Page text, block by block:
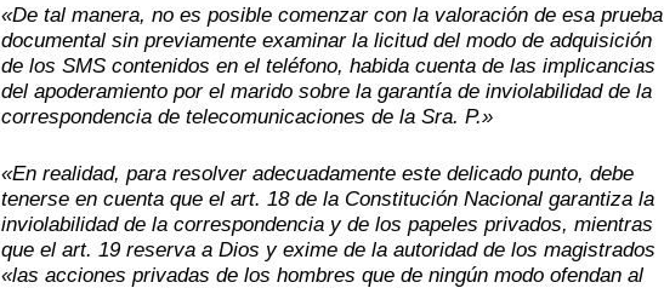
«De tal manera, no es posible comenzar con la valoración de esa prueba
documental sin previamente examinar la licitud del modo de adquisición
de los SMS contenidos en el teléfono, habida cuenta de las implicancias
del apoderamiento por el marido sobre la garantía de inviolabilidad de la
correspondencia de telecomunicaciones de la Sra. P.»
«En realidad, para resolver adecuadamente este delicado punto, debe
tenerse en cuenta que el art. 18 de la Constitución Nacional garantiza la
inviolabilidad de la correspondencia y de los papeles privados, mientras
que el art. 19 reserva a Dios y exime de la autoridad de los magistrados
«las acciones privadas de los hombres que de ningún modo ofendan al